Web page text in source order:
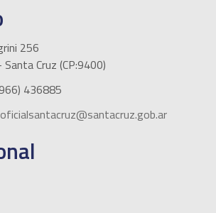
256
Cruz (CP:9400)
436885